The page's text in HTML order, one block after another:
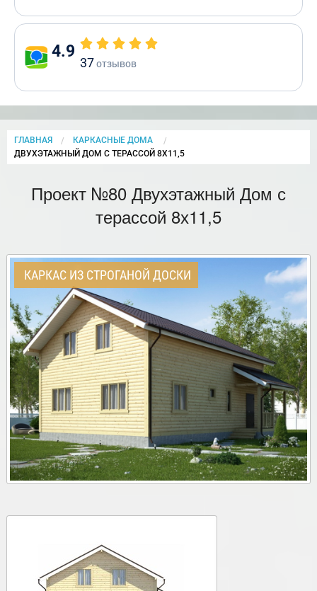
4.9
37отзывов
ГЛАВНАЯ
КАРКАСНЫЕ ДОМА
CURRENT:
ДВУХЭТАЖНЫЙ ДОМ С ТЕРАССОЙ 8Х11,5
Проект №80 Двухэтажный Дом с
терассой 8х11,5
КАРКАС ИЗ СТРОГАНОЙ ДОСКИ